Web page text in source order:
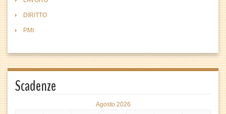
DIRITTO
PMI
Scadenze
Agosto 2026